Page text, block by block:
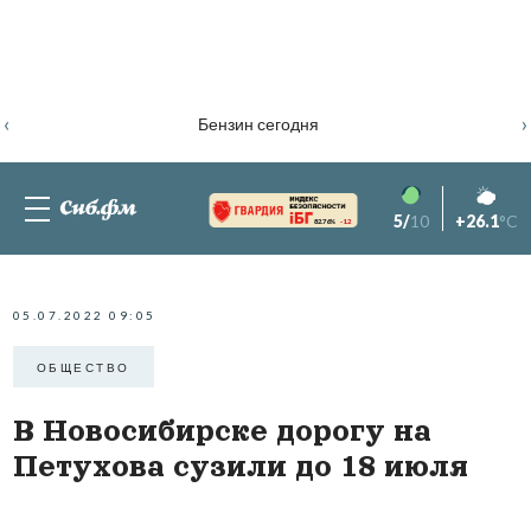
Бензин сегодня
‹ ›
82.76% -1.2 5/10 +26.1°C
05.07.2022 09:05
ОБЩЕСТВО
В Новосибирске дорогу на
Петухова сузили до 18 июля